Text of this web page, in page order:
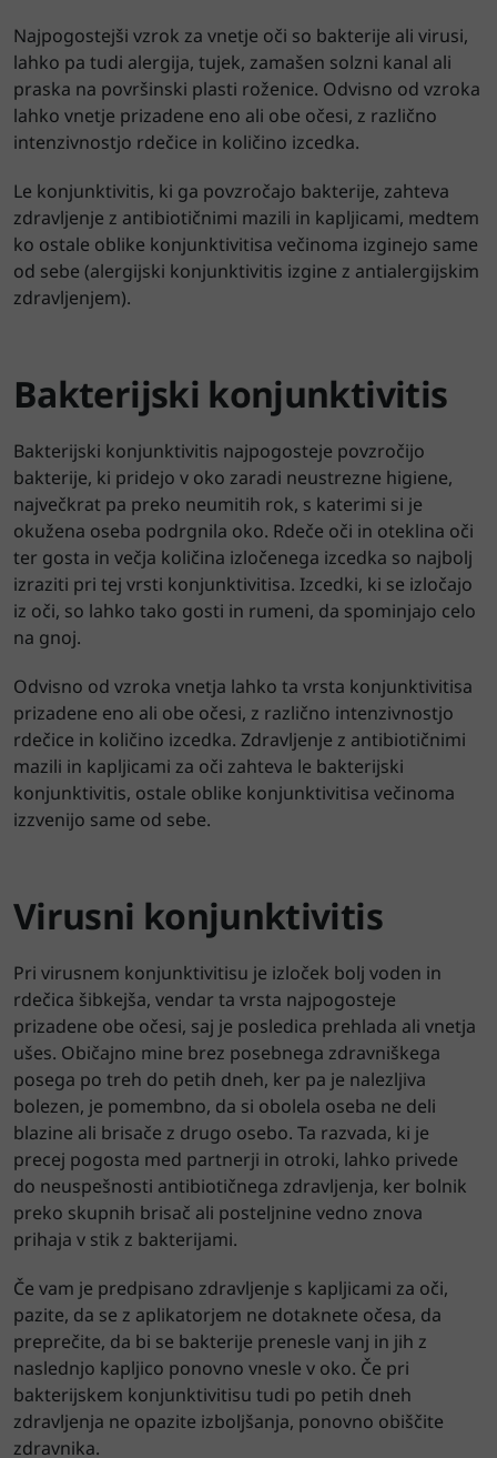
Najpogostejši vzrok za vnetje oči so bakterije ali virusi,
lahko pa tudi alergija, tujek, zamašen solzni kanal ali
praska na površinski plasti roženice. Odvisno od vzroka
lahko vnetje prizadene eno ali obe očesi, z različno
intenzivnostjo rdečice in količino izcedka.
Le konjunktivitis, ki ga povzročajo bakterije, zahteva
zdravljenje z antibiotičnimi mazili in kapljicami, medtem
ko ostale oblike konjunktivitisa večinoma izginejo same
od sebe (alergijski konjunktivitis izgine z antialergijskim
zdravljenjem).
Bakterijski konjunktivitis
Bakterijski konjunktivitis najpogosteje povzročijo
bakterije, ki pridejo v oko zaradi neustrezne higiene,
največkrat pa preko neumitih rok, s katerimi si je
okužena oseba podrgnila oko. Rdeče oči in oteklina oči
ter gosta in večja količina izločenega izcedka so najbolj
izraziti pri tej vrsti konjunktivitisa. Izcedki, ki se izločajo
iz oči, so lahko tako gosti in rumeni, da spominjajo celo
na gnoj.
Odvisno od vzroka vnetja lahko ta vrsta konjunktivitisa
prizadene eno ali obe očesi, z različno intenzivnostjo
rdečice in količino izcedka. Zdravljenje z antibiotičnimi
mazili in kapljicami za oči zahteva le bakterijski
konjunktivitis, ostale oblike konjunktivitisa večinoma
izzvenijo same od sebe.
Virusni konjunktivitis
Pri virusnem konjunktivitisu je izloček bolj voden in
rdečica šibkejša, vendar ta vrsta najpogosteje
prizadene obe očesi, saj je posledica prehlada ali vnetja
ušes. Običajno mine brez posebnega zdravniškega
posega po treh do petih dneh, ker pa je nalezljiva
bolezen, je pomembno, da si obolela oseba ne deli
blazine ali brisače z drugo osebo. Ta razvada, ki je
precej pogosta med partnerji in otroki, lahko privede
do neuspešnosti antibiotičnega zdravljenja, ker bolnik
preko skupnih brisač ali posteljnine vedno znova
prihaja v stik z bakterijami.
Če vam je predpisano zdravljenje s kapljicami za oči,
pazite, da se z aplikatorjem ne dotaknete očesa, da
preprečite, da bi se bakterije prenesle vanj in jih z
naslednjo kapljico ponovno vnesle v oko. Če pri
bakterijskem konjunktivitisu tudi po petih dneh
zdravljenja ne opazite izboljšanja, ponovno obiščite
zdravnika.